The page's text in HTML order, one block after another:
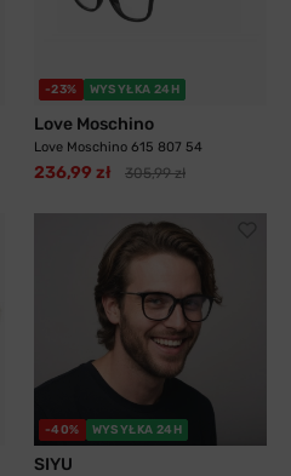
-23% WYSYŁKA 24H
Love Moschino
Love Moschino 615 807 54
236,99 zł 305,99 zł
-40% WYSYŁKA 24H
SIYU